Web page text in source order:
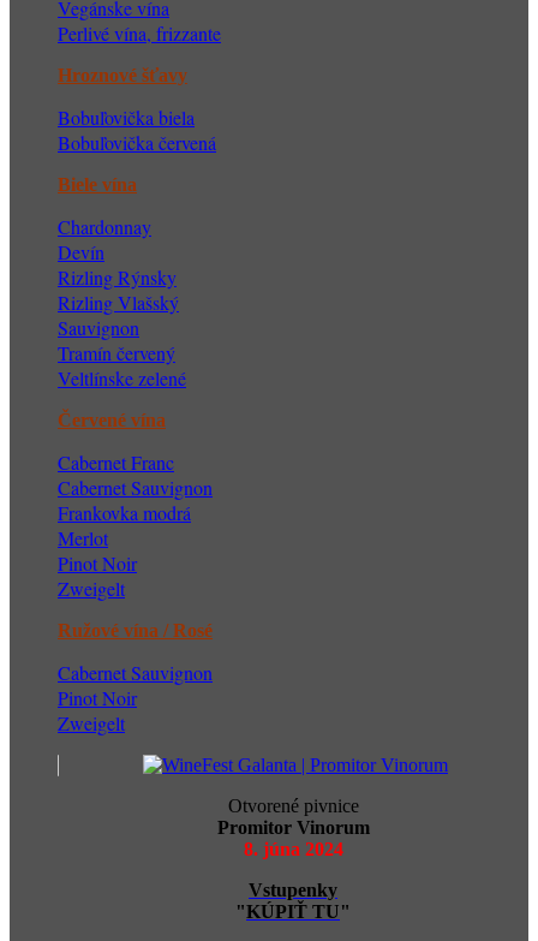
Vegánske vína
Perlivé vína, frizzante
Hroznové šťavy
Bobuľovička biela
Bobuľovička červená
Biele vína
Chardonnay
Devín
Rizling Rýnsky
Rizling Vlašský
Sauvignon
Tramín červený
Veltlínske zelené
Červené vína
Cabernet Franc
Cabernet Sauvignon
Frankovka modrá
Merlot
Pinot Noir
Zweigelt
Ružové vína / Rosé
Cabernet Sauvignon
Pinot Noir
Zweigelt
Otvorené pivnice
Promitor Vinorum
8. júna 2024
Vstupenky
"KÚPIŤ TU"